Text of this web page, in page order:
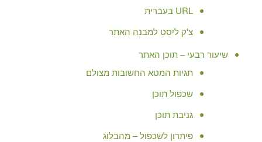
URL בעברית
צ'ק ליסט למבנה האתר
שיעור רבעי – תוכן האתר
תגיות המטא החשובות מצולם
שכפול תוכן
גניבת תוכן
פיתרון לשכפול – מהבלוג